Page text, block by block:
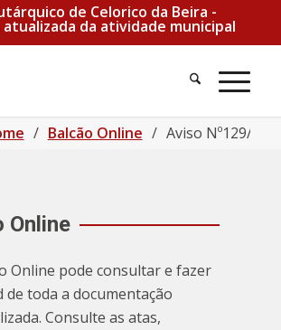
de Celorico da Beira -
da atividade municipal
/ Balcão Online / Aviso Nº129/
Online
Online pode consultar e fazer
de toda a documentação
Consulte as atas,